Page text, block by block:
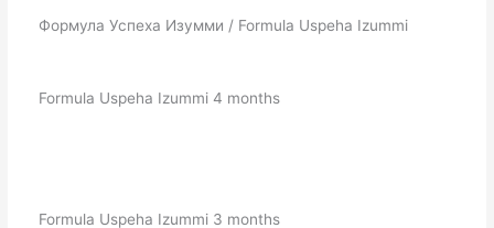
Формула Успеха Изумми / Formula Uspeha Izummi
Formula Uspeha Izummi 4 months
Formula Uspeha Izummi 3 months